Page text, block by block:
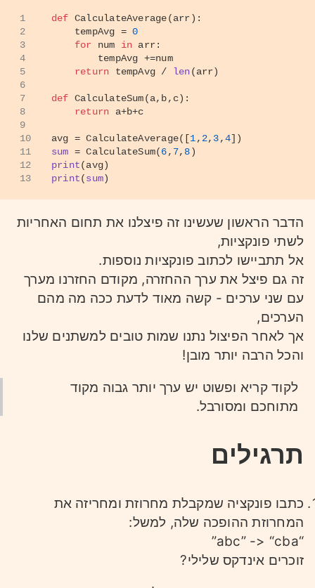
1
2
3
4
5
6
7
8
9
10
11
12
13
def CalculateAverage(arr):
    tempAvg =
0
for
num in arr:
        tempAvg +=num
return tempAvg / len(arr)
def CalculateSum(a,b,c):
return a+b+c
avg = CalculateAverage([1, 2, 3,4])
sum = CalculateSum(6, 7, 8)
print(avg)
print(sum)
הדבר הראשון שעשינו זה פיצלנו את תחום האחריות
לשתי פונקציות,
אל תתביישו לכתוב פונקציות נוספות.
זה גם פיצל את ערך ההחזרה, מקודם החזרנו מערך
עם שני ערכים - קשה מאוד לדעת ככה מה מהם
הערכים,
אך לאחר הפיצול נתנו שמות טובים למשתנים שלנו
והכל הרבה יותר מובן!
לקוד קריא ופשוט יש ערך יותר גבוה מקוד
מתוחכם ומסורבל.
תרגילים
כתבו פונקציה שמקבלת מחרוזת ומחריזה את
המחרוזת ההופכה שלה, למשל:
“abc” -> “cba”
זוכרים אינדקס שלילי?